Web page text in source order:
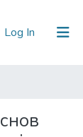
Log In (current)